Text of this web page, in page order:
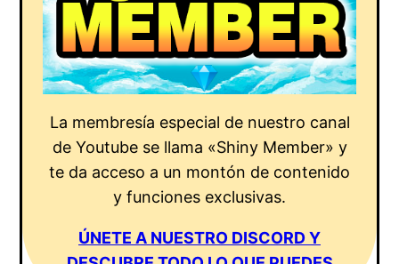
La membresía especial de nuestro canal
de Youtube se llama «Shiny Member» y
te da acceso a un montón de contenido
y funciones exclusivas.
ÚNETE A NUESTRO DISCORD Y